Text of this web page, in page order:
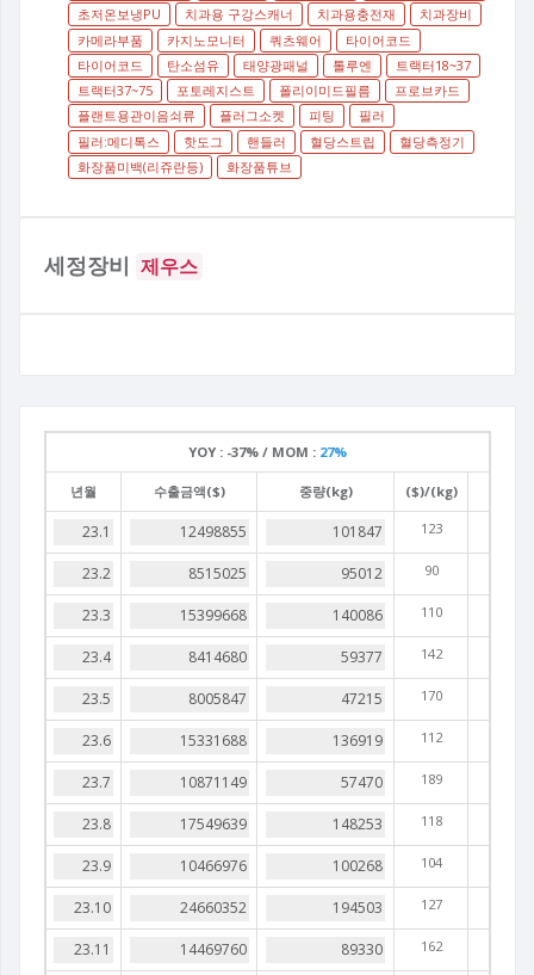
초저온보냉PU
치과용 구강스캐너 치과용충전재
치과장비
카메라부품
카지노모니터 쿼츠웨어
타이어코드
타이어코드
탄소섬유 태양광패널 톨루엔
트랙터18~37
트랙터37~75
포토레지스트 폴리이미드필름
프로브카드
플랜트용관이음쇠류
플러그소켓 피팅
필러
필러:메디톡스
핫도그 핸들러 혈당스트립
혈당측정기
화장품미백(리쥬란등)
화장품튜브
세정장비 제우스
YOY : -37% / MOM : 27%
년월 수출금액($) 중량(kg) ($)/(kg)
123
90
110
142
170
112
189
118
104
127
162